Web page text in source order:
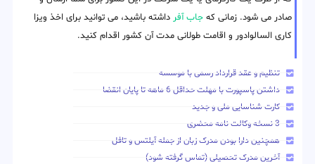
صادر می شود. زمانی که جاب آفر داشته باشید، می توانید برای اخذ ویزا
کاری السالوادور و اقامت طولانی مدت آن کشور اقدام کنید.
تنظیم و عقد قرارداد رسمی با موسسه
داشتن پاسپورت با مهلت حداقل 6 ماهه تا پایان انقضا
کارت شناسایی ملی و جدید
3 نسخه وکالت نامه محضری
همچنین دارا بودن مدرک زبان از جمله آیلتس و تافل
آخرین مدرک تحصیلی (تماس گرفته شود)